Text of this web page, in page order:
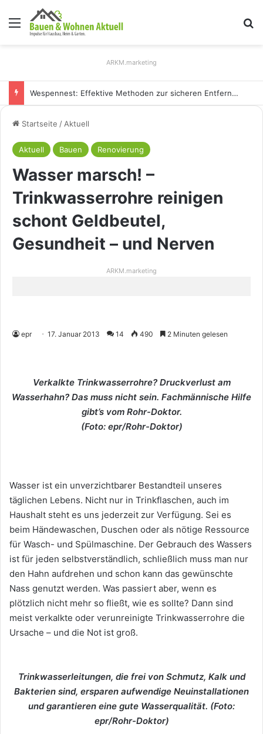
Menü
ARKM.marketing
Holz Pendelleuchten: Eleganz und Nachhaltigkeit für Ihr Zuhause
Startseite / Aktuell
Aktuell Bauen Renovierung
Wasser marsch! –
Trinkwasserrohre reinigen
schont Geldbeutel,
Gesundheit – und Nerven
ARKM.marketing
epr 17. Januar 2013 14 490 2 Minuten gelesen
Verkalkte Trinkwasserrohre? Druckverlust am
Wasserhahn? Das muss nicht sein. Fachmännische Hilfe
gibt’s vom Rohr-Doktor.
(Foto: epr/Rohr-Doktor)
Wasser ist ein unverzichtbarer Bestandteil unseres
täglichen Lebens. Nicht nur in Trinkflaschen, auch im
Haushalt steht es uns jederzeit zur Verfügung. Sei es
beim Händewaschen, Duschen oder als nötige Ressource
für Wasch- und Spülmaschine. Der Gebrauch des Wassers
ist für jeden selbstverständlich, schließlich muss man nur
den Hahn aufdrehen und schon kann das gewünschte
Nass genutzt werden. Was passiert aber, wenn es
plötzlich nicht mehr so fließt, wie es sollte? Dann sind
meist verkalkte oder verunreinigte Trinkwasserrohre die
Ursache – und die Not ist groß.
Trinkwasserleitungen, die frei von Schmutz, Kalk und
Bakterien sind, ersparen aufwendige Neuinstallationen
und garantieren eine gute Wasserqualität. (Foto:
epr/Rohr-Doktor)